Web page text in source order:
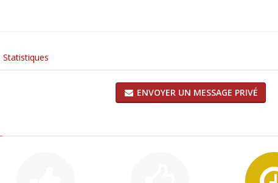
Statistiques
ENVOYER UN MESSAGE PRIVÉ